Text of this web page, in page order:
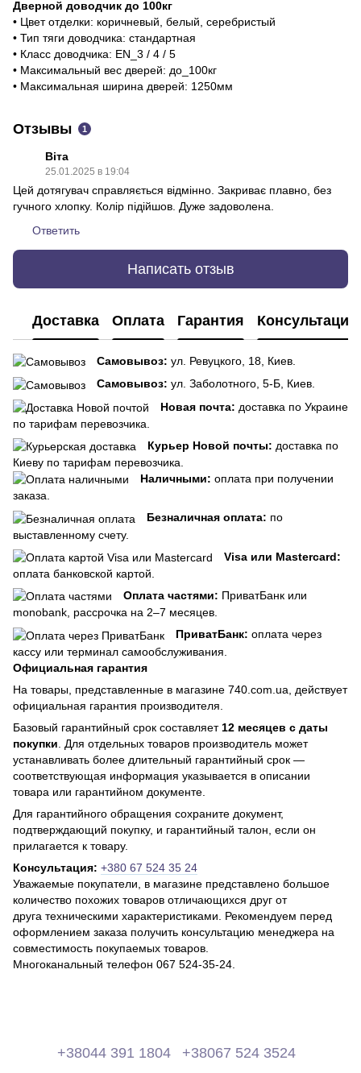
Дверной доводчик до 100кг
• Цвет отделки: коричневый, белый, серебристый
• Тип тяги доводчика: стандартная
• Класс доводчика: EN_3 / 4 / 5
• Максимальный вес дверей: до_100кг
• Максимальная ширина дверей: 1250мм
Отзывы 1
Віта
25.01.2025 в 19:04
Цей дотягувач справляється відмінно. Закриває плавно, без
гучного хлопку. Колір підійшов. Дуже задоволена.
Ответить
Написать отзыв
Доставка Оплата Гарантия Консультация
Самовывоз: ул. Ревуцкого, 18, Киев.
Самовывоз: ул. Заболотного, 5-Б, Киев.
Новая почта: доставка по Украине
по тарифам перевозчика.
Курьер Новой почты: доставка по
Киеву по тарифам перевозчика.
Наличными: оплата при получении
заказа.
Безналичная оплата: по
выставленному счету.
Visa или Mastercard:
оплата банковской картой.
Оплата частями: ПриватБанк или
monobank, рассрочка на 2–7 месяцев.
ПриватБанк: оплата через
кассу или терминал самообслуживания.
Официальная гарантия
На товары, представленные в магазине 740.com.ua, действует
официальная гарантия производителя.
Базовый гарантийный срок составляет 12 месяцев с даты
покупки . Для отдельных товаров производитель может
устанавливать более длительный гарантийный срок —
соответствующая информация указывается в описании
товара или гарантийном документе.
Для гарантийного обращения сохраните документ,
подтверждающий покупку, и гарантийный талон, если он
прилагается к товару.
Консультация: +380 67 524 35 24
Уважаемые покупатели, в магазине представлено большое
количество похожих товаров отличающихся друг от
друга техническими характеристиками. Рекомендуем перед
оформлением заказа получить консультацию менеджера на
совместимость покупаемых товаров.
Многоканальный телефон 067 524-35-24.
+38044 391 1804
+38067 524 3524